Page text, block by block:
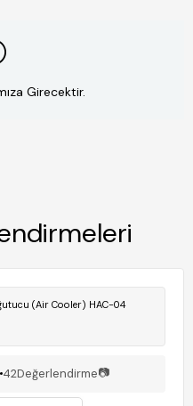
Girecektir.
(Air Cooler) HAC-04
42Değerlendirme📷